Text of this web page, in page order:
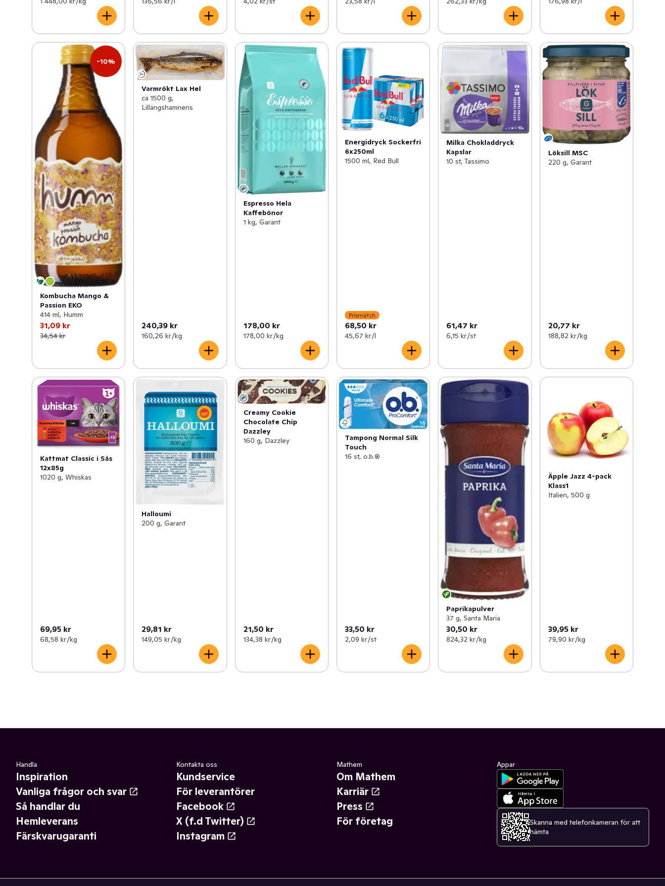
-10%
Kombucha Mango &
Passion EKO
414 ml, Humm
31,09 kr
34,54 kr
Varmrökt Lax Hel
ca 1500 g,
Lillängshamnens
240,39 kr
160,26 kr /kg
Espresso Hela
Kaffebönor
1 kg, Garant
178,00 kr
178,00 kr /kg
Energidryck Sockerfri
6x250ml
1500 ml, Red Bull
Prismatch
68,50 kr
45,67 kr /l
Milka Chokladdryck
Kapslar
10 st, Tassimo
61,47 kr
6,15 kr /st
Löksill MSC
220 g, Garant
20,77 kr
188,82 kr /kg
Kattmat Classic i Sås
12x85g
1020 g, Whiskas
69,95 kr
68,58 kr /kg
Halloumi
200 g, Garant
29,81 kr
149,05 kr /kg
Creamy Cookie
Chocolate Chip
Dazzley
160 g, Dazzley
21,50 kr
134,38 kr /kg
Tampong Normal Silk
Touch
16 st, o.b.®
33,50 kr
2,09 kr /st
Paprikapulver
37 g, Santa Maria
30,50 kr
824,32 kr /kg
Äpple Jazz 4-pack
Klass1
Italien, 500 g
39,95 kr
79,90 kr /kg
Handla
Inspiration
Vanliga frågor och svar
Så handlar du
Hemleverans
Färskvarugaranti
Kontakta oss
Kundservice
För leverantörer
Facebook
X (f.d Twitter)
Instagram
Mathem
Om Mathem
Karriär
Press
För företag
Appar
Skanna med telefonkameran för att
hämta